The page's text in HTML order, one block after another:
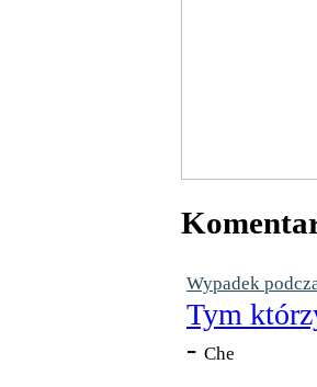
Wypadek
Tym
- Che